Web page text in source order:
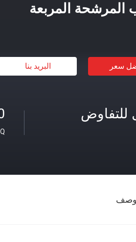
المرشحة المربعة
سعر البريد بنا
للتفاوض
وصف